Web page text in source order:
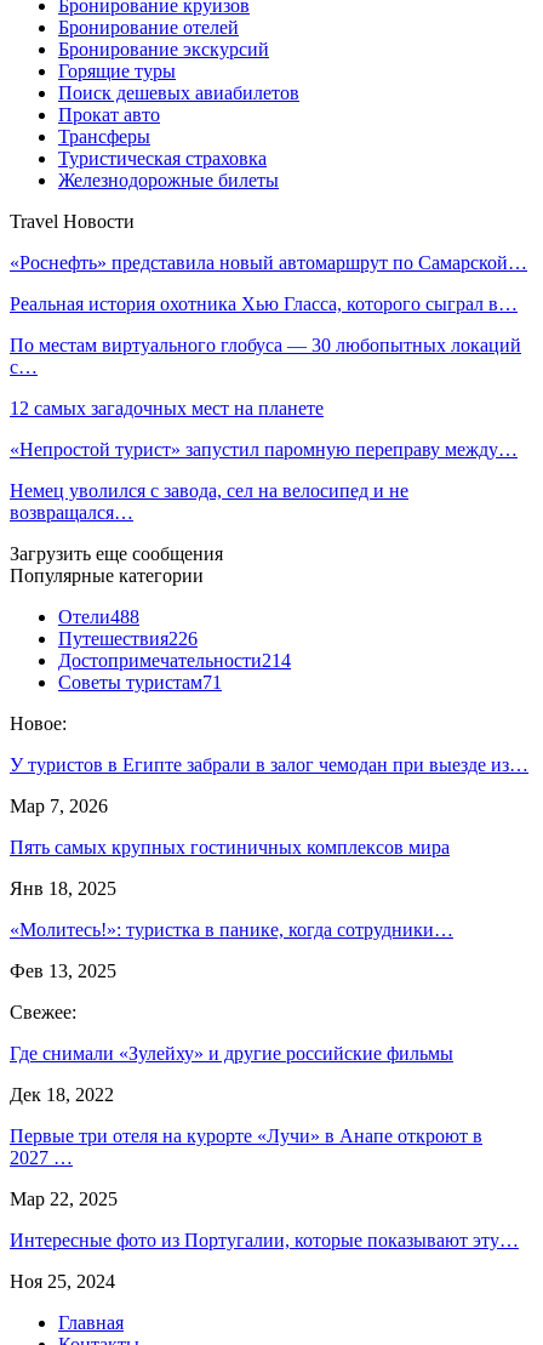
Бронирование круизов
Бронирование отелей
Бронирование экскурсий
Горящие туры
Поиск дешевых авиабилетов
Прокат авто
Трансферы
Туристическая страховка
Железнодорожные билеты
Travel Новости
«Роснефть» представила новый автомаршрут по Самарской…
Реальная история охотника Хью Гласса, которого сыграл в…
По местам виртуального глобуса — 30 любопытных локаций
с…
12 самых загадочных мест на планете
«Непростой турист» запустил паромную переправу между…
Немец уволился с завода, сел на велосипед и не
возвращался…
Загрузить еще сообщения
Популярные категории
Отели488
Путешествия226
Достопримечательности214
Советы туристам71
Новое:
У туристов в Египте забрали в залог чемодан при выезде из…
Мар 7, 2026
Пять самых крупных гостиничных комплексов мира
Янв 18, 2025
«Молитесь!»: туристка в панике, когда сотрудники…
Фев 13, 2025
Свежее:
Где снимали «Зулейху» и другие российские фильмы
Дек 18, 2022
Первые три отеля на курорте «Лучи» в Анапе откроют в
2027 …
Мар 22, 2025
Интересные фото из Португалии, которые показывают эту…
Ноя 25, 2024
Главная